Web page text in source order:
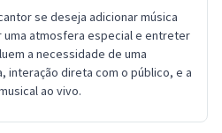
se deseja adicionar música
uma atmosfera especial e entreter
a necessidade de uma
interação direta com o público, e a
ao vivo.